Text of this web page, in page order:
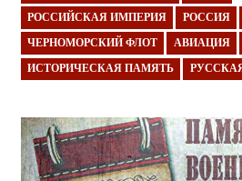
РОССИЙСКАЯ ИМПЕРИЯ РОССИЯ
ЧЕРНОМОРСКИЙ ФЛОТ АВИАЦИЯ
ИСТОРИЧЕСКАЯ ПАМЯТЬ